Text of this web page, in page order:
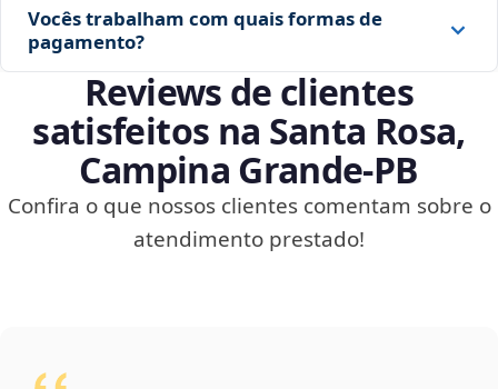
Vocês trabalham com quais formas de
pagamento?
Reviews de clientes
satisfeitos na Santa Rosa,
Campina Grande‑PB
Confira o que nossos clientes comentam sobre o
atendimento prestado!